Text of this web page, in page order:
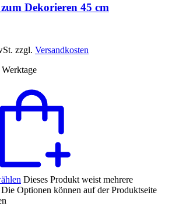
Dekorieren 45 cm
zzgl. Versandkosten
Dieses Produkt weist mehrere
Optionen können auf der Produktseite